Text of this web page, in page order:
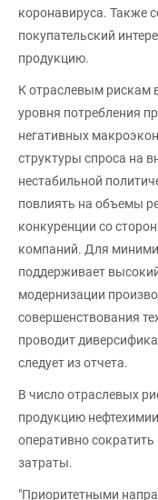
коронавируса. Также
покупательский
продукцию.
К отраслевым рискам
уровня потребления
негативных
структуры спроса на
нестабильной
повлиять на объемы
конкуренции со
компаний. Для
поддерживает
модернизации
совершенствования
проводит
следует из отчета.
В число отраслевых
продукцию
оперативно
затраты.
"Приоритетными